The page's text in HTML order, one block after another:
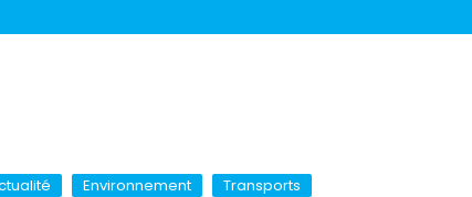
Environnement Transports